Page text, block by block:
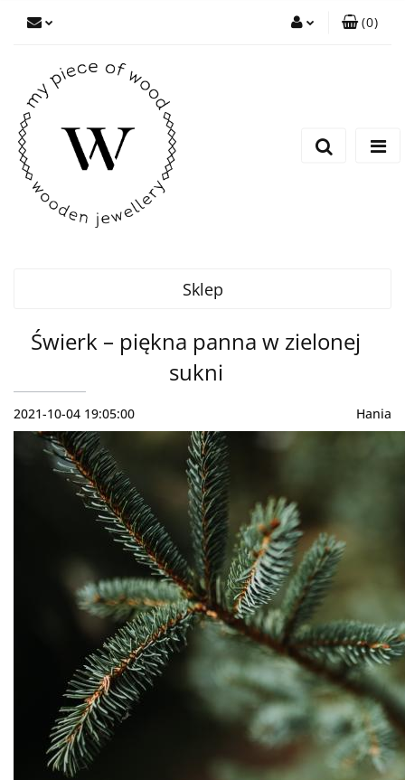
(0)
Sklep
Świerk – piękna panna w zielonej
sukni
2021-10-04 19:05:00 Hania